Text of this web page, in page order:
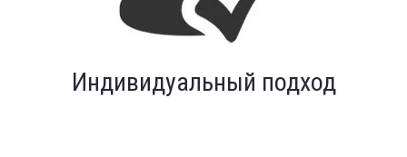
Индивидуальный подход